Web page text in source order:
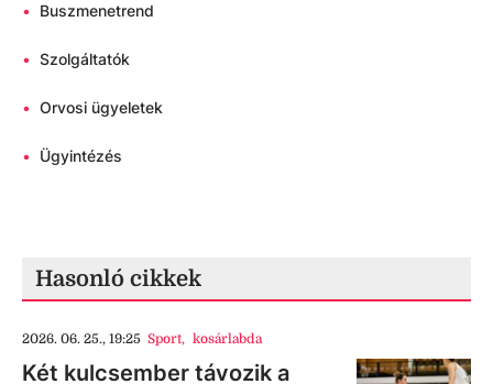
• Buszmenetrend
• Szolgáltatók
• Orvosi ügyeletek
• Ügyintézés
Hasonló cikkek
2026. 06. 25., 19:25 Sport, kosárlabda
Két kulcsember távozik a